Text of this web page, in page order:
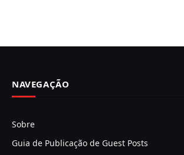
NAVEGAÇÃO
Sobre
Guia de Publicação de Guest Posts